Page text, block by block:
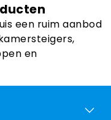
een ruim aanbod
en